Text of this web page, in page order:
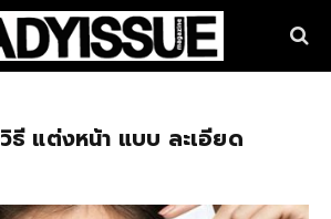
วิธี แต่งหน้า แบบ ละเอียด